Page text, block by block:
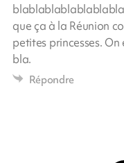
blablablablablablabla
que ça à la Réunion
petites princesses.
bla.
Répondre